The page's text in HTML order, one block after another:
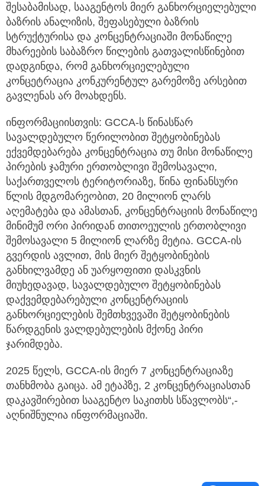
შესაბამისად, სააგენტოს მიერ განხორციელებული
ბაზრის ანალიზის, შეფასებული ბაზრის
სტრუქტურისა და კონცენტრაციაში მონაწილე
მხარეების საბაზრო წილების გათვალისწინებით
დადგინდა, რომ განხორციელებული
კონცეტრაცია კონკურენტულ გარემოზე არსებით
გავლენას არ მოახდენს.
ინფორმაციისთვის: GCCA-ს წინასწარ
სავალდებულო წერილობით შეტყობინებას
ექვემდებარება კონცენტრაცია თუ მისი მონაწილე
პირების ჯამური ერთობლივი შემოსავალი,
საქართველოს ტერიტორიაზე, წინა ფინანსური
წლის მდგომარეობით, 20 მილიონ ლარს
აღემატება და ამასთან, კონცენტრაციის მონაწილე
მინიმუმ ორი პირიდან თითოეულის ერთობლივი
შემოსავალი 5 მილიონ ლარზე მეტია. GCCA-ის
გვერდის ავლით, მის მიერ შეტყობინების
განხილვამდე ან უარყოფითი დასკვნის
მიუხედავად, სავალდებულო შეტყობინებას
დაქვემდებარებული კონცენტრაციის
განხორციელების შემთხვევაში შეტყობინების
წარდგენის ვალდებულების მქონე პირი
ჯარიმდება.
2025 წელს, GCCA-ის მიერ 7 კონცენტრაციაზე
თანხმობა გაიცა. ამ ეტაპზე, 2 კონცენტრაციასთან
დაკავშირებით სააგენტო საკითხს სწავლობს“,-
აღნიშნულია ინფორმაციაში.